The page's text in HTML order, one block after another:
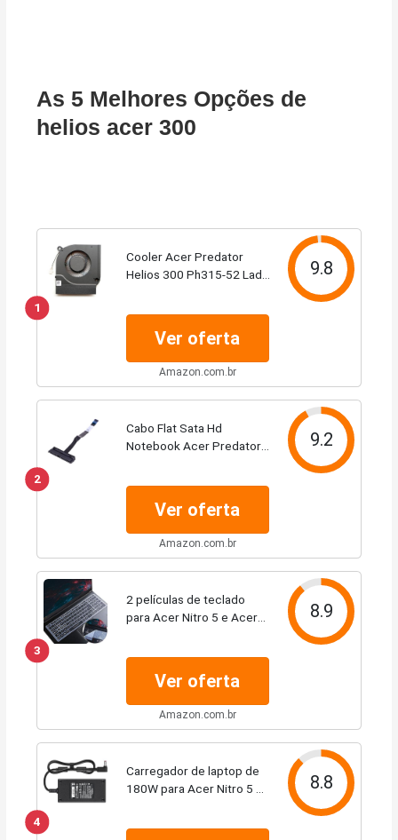
As 5 Melhores Opções de
helios acer 300
1
Cooler Acer Predator
Helios 300 Ph315-52 Lado
9.8
Ver oferta
Amazon.com.br
2
Cabo Flat Sata Hd
Notebook Acer Predator
9.2
Ver oferta
Amazon.com.br
3
2 películas de teclado
para Acer Nitro 5 e Acer
AN517-54/53/51/52,
Predator Helios 300...
8.9
Ver oferta
Amazon.com.br
4
Carregador de laptop de
180W para Acer Nitro 5 7
8.8